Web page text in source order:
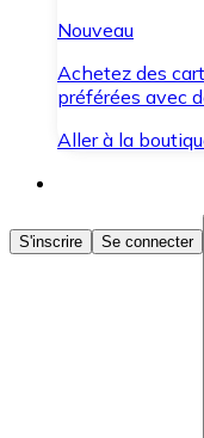
Nouveau
Achetez des
préférées avec
Aller à la
Acheter des
Achetez les
Convertissez
S'inscrire Se connecter